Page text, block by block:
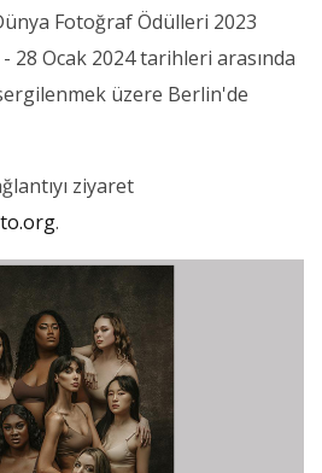
Fotoğraf Ödülleri 2023
28 Ocak 2024 tarihleri arasında
üzere Berlin'de
ziyaret
.